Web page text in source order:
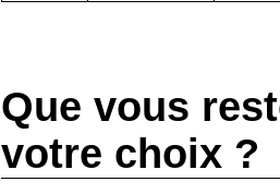
Que vous
votre choix ?